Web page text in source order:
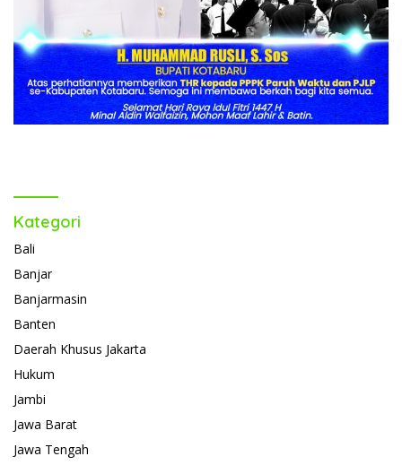
Kategori
Bali
Banjar
Banjarmasin
Banten
Daerah Khusus Jakarta
Hukum
Jambi
Jawa Barat
Jawa Tengah